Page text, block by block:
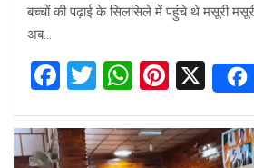
बच्चों की पढ़ाई के सिलसिले में पहुंचे थे मसूरी
अब…
F
ce
T
tt
W
at
Pi
er
X